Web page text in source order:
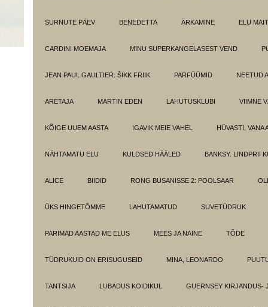
SURNUTE PÄEV BENEDETTA ÄRKAMINE ELU
CARDINI MOEMAJA MINU SUPERKANGELASEST VEND
JEAN PAUL GAULTIER: ŠIKK FRIIK PARFÜÜMID NEETUD
ARETAJA MARTIN EDEN LAHUTUSKLUBI VIIMNE
KÕIGE UUEM AASTA IGAVIK MEIE VAHEL HÜVASTI, VANA
NÄHTAMATU ELU KULDSED HÄÄLED BANKSY. LINDPRII
ALICE BIIDID RONG BUSANISSE 2: POOLSAAR
ÜKS HINGETÕMME LAHUTAMATUD SUVETÜDRUK
PARIMAD AASTAD ME ELUS MEES JA NAINE TÕDE
TÜDRUKUID ON ERISUGUSEID MINA, LEONARDO
TANTSIJA LUBADUS KOIDIKUL GUERNSEY KIRJANDUS-